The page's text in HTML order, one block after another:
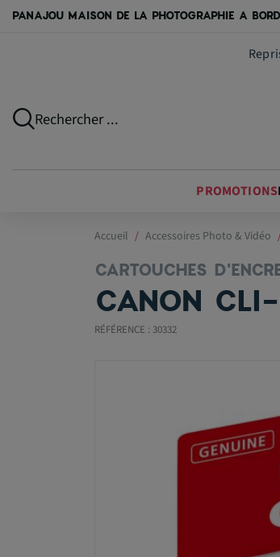
PANAJOU MAISON DE LA PHOTOGRAPHIE A
Rechercher ...
PROMOTIONS
Accueil Accessoires Photo & Vidéo
CARTOUCHES
CANON
RÉFÉRENCE : 30332